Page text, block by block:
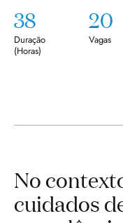
38
Duração
(Horas)
20
Vagas
No
cuidados